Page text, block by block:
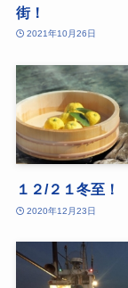
街！
2021年10月26日
１２/２１冬至！
2020年12月23日